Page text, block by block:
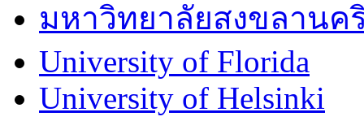
มหาวิทยาลัยสงขลานค
University of Florida
University of Helsinki